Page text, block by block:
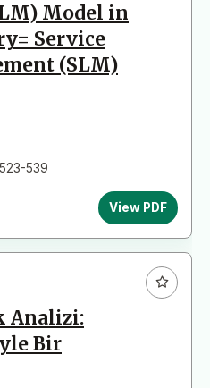
Model in
Service
(SLM)
539
View PDF
Analizi:
Bir